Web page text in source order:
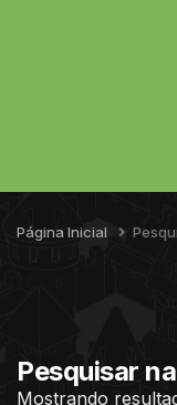
Página Inicial
Pesquisar
Mostrando